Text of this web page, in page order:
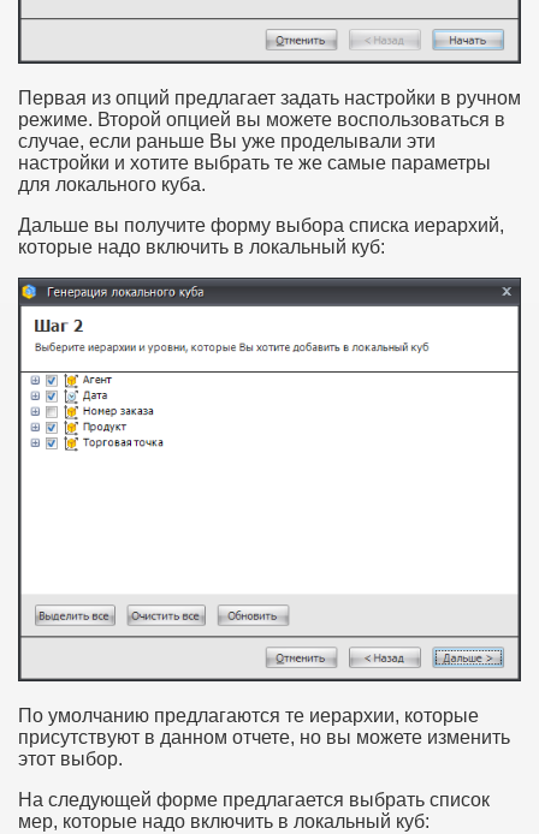
Первая из опций предлагает задать настройки в ручном
режиме. Второй опцией вы можете воспользоваться в
случае, если раньше Вы уже проделывали эти
настройки и хотите выбрать те же самые параметры
для локального куба.
Дальше вы получите форму выбора списка иерархий,
которые надо включить в локальный куб:
По умолчанию предлагаются те иерархии, которые
присутствуют в данном отчете, но вы можете изменить
этот выбор.
На следующей форме предлагается выбрать список
мер, которые надо включить в локальный куб: